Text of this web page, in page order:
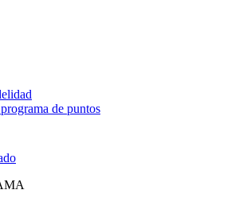
de puntos